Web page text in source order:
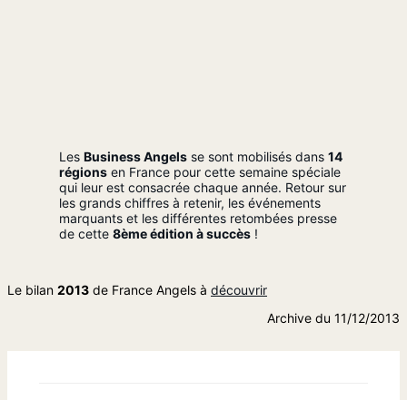
Les Business Angelsse sont mobilisés dans 14
régionsen France pour cette semaine spéciale
qui leur est consacrée chaque année. Retour sur
les grands chiffres à retenir, les événements
marquants et les différentes retombées presse
de cette 8ème édition à succès!
Le bilan 2013 de France Angels à découvrir
Archive du 11/12/2013